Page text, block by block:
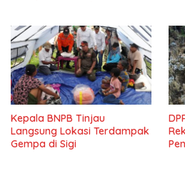
Kepala BNPB Tinjau
Langsung Lokasi Terdampak
Gempa di Sigi